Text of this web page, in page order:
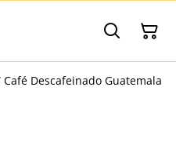
Café Descafeinado Guatemala